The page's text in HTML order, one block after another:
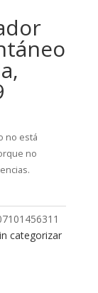
no
categorizar